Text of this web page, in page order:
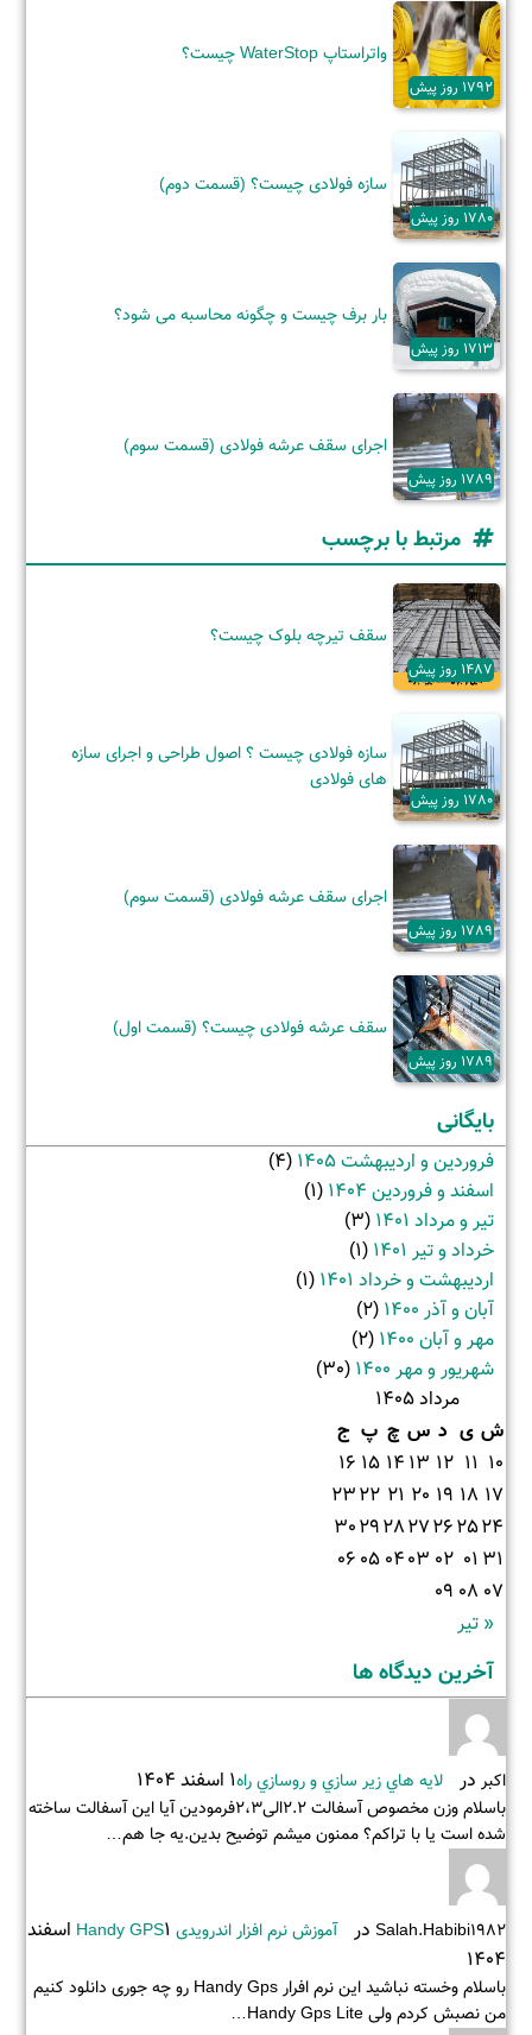
1792 روز پیش
واتراستاپ WaterStop چیست؟
1780 روز پیش
سازه فولادی چیست؟ (قسمت دوم)
1713 روز پیش
بار برف چیست و چگونه محاسبه می شود؟
1789 روز پیش
اجرای سقف عرشه فولادی (قسمت سوم)
مرتبط با برچسب
1487 روز پیش
سقف تیرچه بلوک چیست؟
1780 روز پیش
سازه فولادی چیست ؟ اصول طراحی و اجرای سازه
های فولادی
1789 روز پیش
اجرای سقف عرشه فولادی (قسمت سوم)
1789 روز پیش
سقف عرشه فولادی چیست؟ (قسمت اول)
بایگانی
فروردین و اردیبهشت 1405
(4)
اسفند و فروردین 1404
(1)
تیر و مرداد 1401
(3)
خرداد و تیر 1401
(1)
اردیبهشت و خرداد 1401
(1)
آبان و آذر 1400
(2)
مهر و آبان 1400
(2)
شهریور و مهر 1400
(30)
مرداد 1405
ش ی د س چ پ ج
10
11
12
13
14
15
16
17
18
19
20
21
22
23
24
25
26
27
28
29
30
31
01
02
03
04
05
06
07
08
09
« تیر
آخرین دیدگاه ها
اکبر در لايه هاي زير سازي و روسازي راه1 اسفند 1404
باسلام وزن مخصوص آسفالت 2.2الی2،3فرمودین آیا این آسفالت ساخته
شده است یا با تراکم؟ ممنون میشم توضیح بدین.یه جا هم…
Salah.habibi1982 در آموزش نرم افزار اندرویدی Handy GPS
1 اسفند
1404
باسلام وخسته نباشید این نرم افرار Handy Gps رو چه جوری دانلود کنیم
من نصبش کردم ولی Handy Gps Lite…